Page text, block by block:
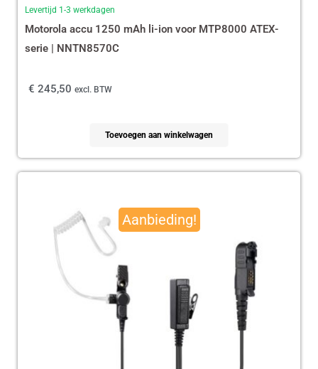
Levertijd 1-3 werkdagen
Motorola accu 1250 mAh li-ion voor MTP8000 ATEX-
serie | NNTN8570C
€ 245,50 excl. BTW
Toevoegen aan winkelwagen
Aanbieding!
was:
€ 35,87.
is:
€ 29,99.